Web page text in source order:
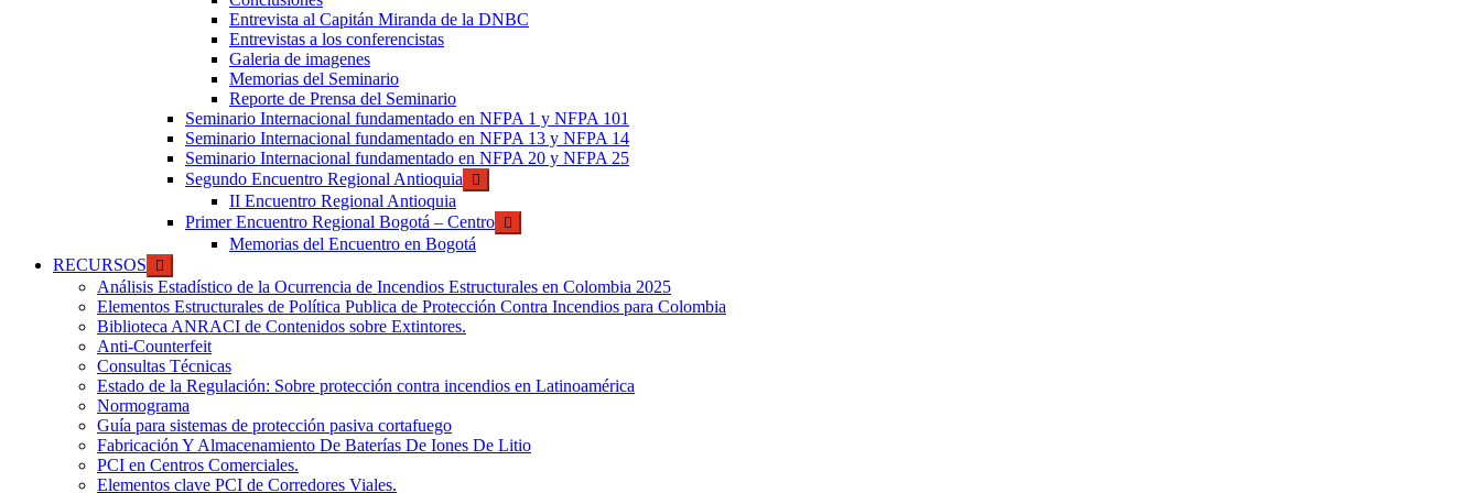
Entrevista al Capitán Miranda de la DNBC
Entrevistas a los conferencistas
Galeria de imagenes
Memorias del Seminario
Reporte de Prensa del Seminario
Seminario Internacional fundamentado en NFPA 1 y NFPA 101
Seminario Internacional fundamentado en NFPA 13 y NFPA 14
Seminario Internacional fundamentado en NFPA 20 y NFPA 25
Segundo Encuentro Regional Antioquia
II Encuentro Regional Antioquia
Primer Encuentro Regional Bogotá – Centro
Memorias del Encuentro en Bogotá
RECURSOS
Análisis Estadístico de la Ocurrencia de Incendios Estructurales en Colombia 2025
Elementos Estructurales de Política Publica de Protección Contra Incendios para Colombia
Biblioteca ANRACI de Contenidos sobre Extintores.
Anti-Counterfeit
Consultas Técnicas
Estado de la Regulación: Sobre protección contra incendios en Latinoamérica
Normograma
Guía para sistemas de protección pasiva cortafuego
Fabricación Y Almacenamiento De Baterías De Iones De Litio
PCI en Centros Comerciales.
Elementos clave PCI de Corredores Viales.